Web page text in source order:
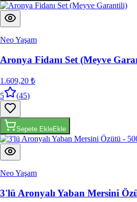
Neo Yaşam
Aronya Fidanı Set (Meyve
1.609,20 ₺
5
(45)
Sepete EkleEkle
Neo Yaşam
3'lü Aronyalı Yaban Mersini